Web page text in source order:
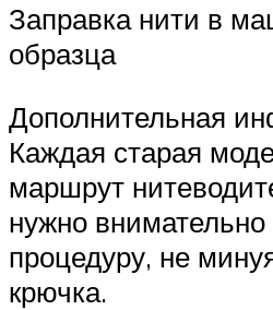
Заправка нити в
образца
Дополнительная
Каждая старая
маршрут
нужно
процедуру, не
крючка.